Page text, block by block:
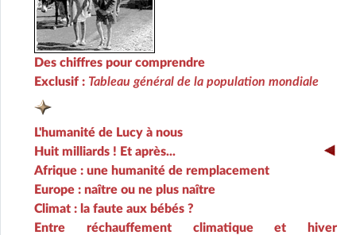
Des chiffres pour comprendre
Exclusif : Tableau général de la population mondiale
L'humanité de Lucy à nous
Huit milliards ! Et après...
Afrique : une humanité de remplacement
Europe : naître ou ne plus naître
Climat : la faute aux bébés ?
Entre réchauffement climatique et hiver